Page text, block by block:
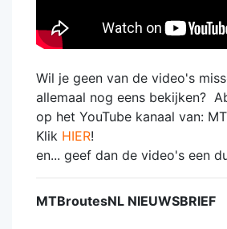
Wil je geen van de video's
allemaal nog eens bekijken?
op het YouTube kanaal van:
Klik HIER!
en... geef dan de video's een
MTBroutesNL NIEUWSBRIEF